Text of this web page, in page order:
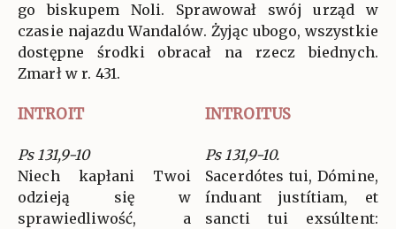
go biskupem Noli. Sprawował swój urząd w
czasie najazdu Wandalów. Żyjąc ubogo, wszystkie
dostępne środki obracał na rzecz biednych.
Zmarł w r. 431.
INTROIT INTROITUS
Ps 131,9-10
Niech kapłani Twoi
odzieją się w
sprawiedliwość, a
Ps 131,9-10.
Sacerdótes tui, Dómine,
índuant justítiam, et
sancti tui exsúltent: